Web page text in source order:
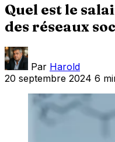
Quel est le
des réseaux
Par Harold
20 septembre 2024 6